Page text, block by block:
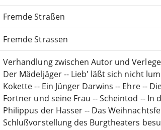
Fremde Straßen
Fremde Strassen
Verhandlung zwischen Autor und
Der Mädeljäger -- Lieb' läßt sich nicht
Kokette -- Ein Jünger Darwins -- Ehre --
Fortner und seine Frau -- Scheintod -- In
Philippus der Hasser -- Das
Schlußvorstellung des Burgtheaters